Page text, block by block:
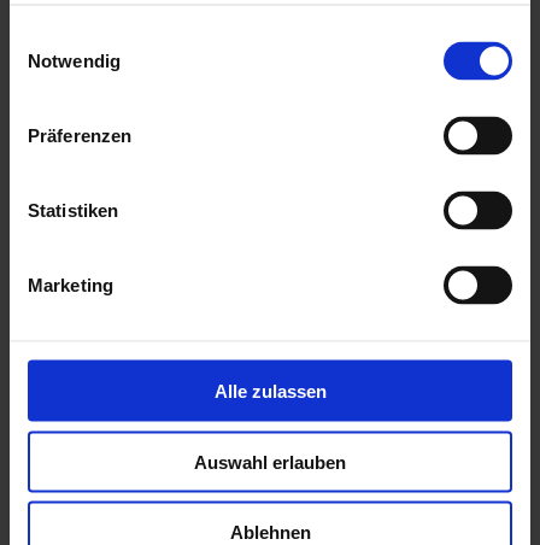
Notwendig
Präferenzen
Statistiken
Marketing
Alle zulassen
Auswahl erlauben
Ablehnen